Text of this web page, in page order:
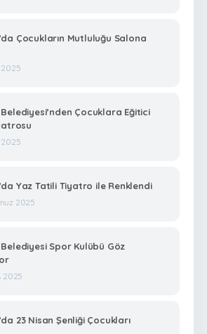
Çocukların Mutluluğu Salona
2025
Çocuklara Eğitici
2025
Yaz Tatili Tiyatro ile Renklendi
2025
Spor Kulübü Göz
2025
23 Nisan Şenliği Çocukları